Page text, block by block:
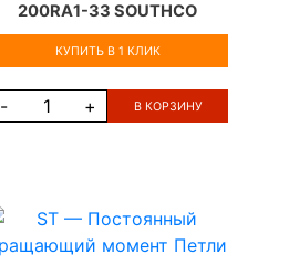
200RA1-33 SOUTHCO
КУПИТЬ В 1 КЛИК
- + В КОРЗИНУ